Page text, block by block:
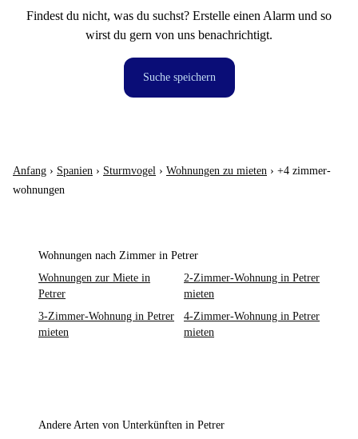
Findest du nicht, was du suchst? Erstelle einen Alarm und so
wirst du gern von uns benachrichtigt.
Suche speichern
Anfang › Spanien › Sturmvogel › Wohnungen zu mieten › +4 zimmer-
wohnungen
Wohnungen nach Zimmer in Petrer
Wohnungen zur Miete in
Petrer
2-Zimmer-Wohnung in Petrer
mieten
3-Zimmer-Wohnung in Petrer
mieten
4-Zimmer-Wohnung in Petrer
mieten
Andere Arten von Unterkünften in Petrer